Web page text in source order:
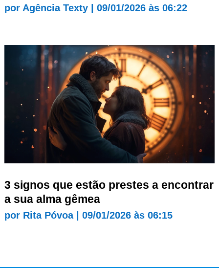
por Agência Texty| 09/01/2026 às 06:22
3 signos que estão prestes a encontrar
a sua alma gêmea
por Rita Póvoa| 09/01/2026 às 06:15